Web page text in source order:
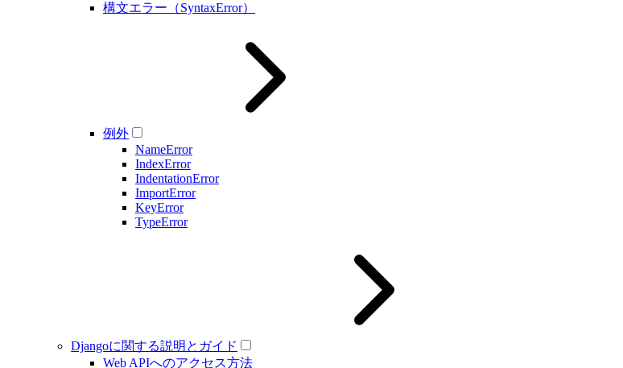
構文エラー（SyntaxError）
例外
NameError
IndexError
IndentationError
ImportError
KeyError
TypeError
Djangoに関する説明とガイド
Web APIへのアクセス方法